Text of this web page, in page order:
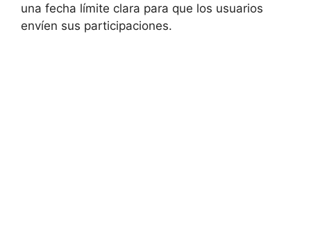
una fecha límite clara para que los usuarios
envíen sus participaciones.